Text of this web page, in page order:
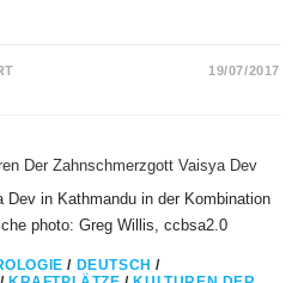
FÜR
19/07/2017
Dev in Kathmandu in der Kombination
photo: Greg Willis, ccbsa2.0
/ DEUTSCH /